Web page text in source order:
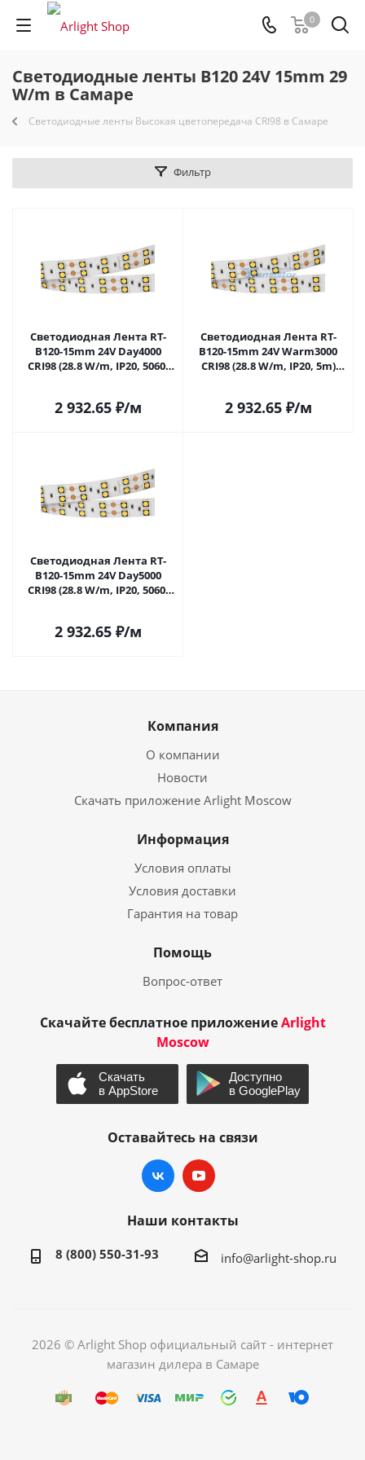
0
Светодиодные ленты B120 24V 15mm 29
W/m в Самаре
Светодиодные ленты Высокая цветопередача CRI98 в Самаре
Фильтр
Светодиодная Лента RT-
B120-15mm 24V Day4000
CRI98 (28.8 W/m, IP20, 5060,
2 932.65₽/м
Светодиодная Лента RT-
B120-15mm 24V Warm3000
CRI98 (28.8 W/m, IP20, 5m)
2 932.65₽/м
Светодиодная Лента RT-
B120-15mm 24V Day5000
CRI98 (28.8 W/m, IP20, 5060,
2 932.65₽/м
Компания
О компании
Новости
Скачать приложение Arlight Moscow
Информация
Условия оплаты
Условия доставки
Гарантия на товар
Помощь
Вопрос-ответ
Скачайте бесплатное приложениеArlight
Moscow
Оставайтесь на связи
Наши контакты
8 (800) 550-31-93 info@arlight-shop.ru
2026 © Arlight Shop официальный сайт - интернет
магазин дилера в Самаре